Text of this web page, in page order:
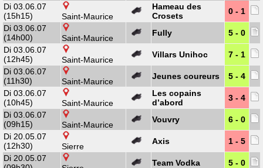
Di 03.06.07
(15h15)
Saint-Maurice
Hameau des
Crosets
0 - 1
Di 03.06.07
(14h00)
Saint-Maurice
Fully
5 - 0
Di 03.06.07
(12h45)
Saint-Maurice
Villars Unihoc
7 - 1
Di 03.06.07
(11h30)
Saint-Maurice
Jeunes coureurs
5 - 4
Di 03.06.07
(10h45)
Saint-Maurice
Les copains
d’abord
3 - 4
Di 03.06.07
(09h15)
Saint-Maurice
Vouvry
6 - 0
Di 20.05.07
(12h30)
Sierre
Axis
1 - 5
Di 20.05.07
Team Vodka
5 - 0